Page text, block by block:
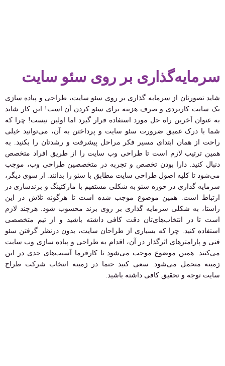
سرمایه‌گذاری بر روی سئو سایت
شاید تصورتان از سرمایه گذاری بر روی سئو سایت، طراحی و پیاده سازی
یک سایت کاربردی و صرف هزینه برای سئو کردن آن است! این کار شاید
به عنوان آخرین راه حل مورد استفاده قرار گیرد اما اولین نیست! چرا که
شما با درک عمیق ضرورت سئو سایت و پرداختن به آن، می‌توانید خیلی
راحت از همان ابتدای مسیر فکر مراحل پیشرفت و رشدتان را بکنید. به
همین ترتیب لازم است تا طراحی وب سایت را از طریق افراد متخصص
دنبال کنید. دارا بودن تخصص و تجربه در متخصصین طراحی وب، موجب
می‌شود تا کلیه اصول طراحی سایت مطابق با سئو را بدانند. از سوی دیگر،
سرمایه گذاری در حوزه سئو به شکلی مستقیم با مارکتینگ و برندسازی در
ارتباط است. همین موضوع موجب شده است تا هرگونه تلاش در این
راستا، به شکلی سرمایه گذاری بر روی برند محسوب شود. هرچند لازم
است تا در انتخاب‌های‌تان دقت کافی داشته باشید و از تیم متخصصی
استفاده کنید. چرا که بسیاری از طراحان سایت، بدون درنظر گرفتن سئو
فنی و پارامترهای اثرگذار در آن، اقدام به طراحی و پیاده سازی وب سایت
می‌کنند. همین موضوع موجب می‌شود تا کارفرما آسیب‌های جدی در این
زمینه متحمل می‌شود. سعی کنید حتما در زمینه انتخاب شرکت طراح
سایت توجه و تحقیق کافی داشته باشید.